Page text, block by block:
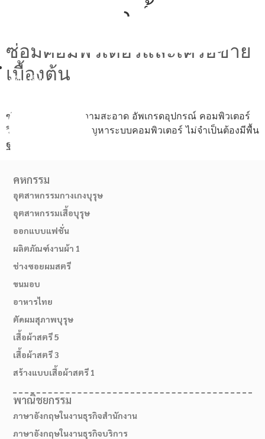
เพิ่มเพื่อน
02-514-1840
วิธี ติด ตั้ง วินโดว์
ซ่อมคอมพิวเตอร์และเครือข่าย
เบื้องต้น
ซ่อม ประกอบ ทำความสะอาด อัพเกรดอุปกรณ์ คอมพิวเตอร์
วิเคราะห์และแก้ไขปัญหาระบบคอมพิวเตอร์ ไม่จำเป็นต้องมีพื้น
ฐาน
คหกรรม
อุตสาหกรรมกางเกงบุรุษ
อุตสาหกรรมเสื้อบุรุษ
ออกแบบแฟชั่น
ผลิตภัณฑ์งานผ้า 1
ช่างซอยผมสตรี
ขนมอบ
อาหารไทย
ตัดผมสุภาพบุรุษ
เสื้อผ้าสตรี 5
เสื้อผ้าสตรี 3
สร้างแบบเสื้อผ้าสตรี 1
พาณิชยกรรม
ภาษาอังกฤษในงานธุรกิจสำนักงาน
ภาษาอังกฤษในงานธุรกิจบริการ